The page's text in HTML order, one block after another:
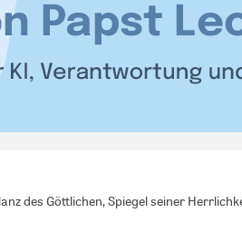
des Göttlichen, Spiegel seiner